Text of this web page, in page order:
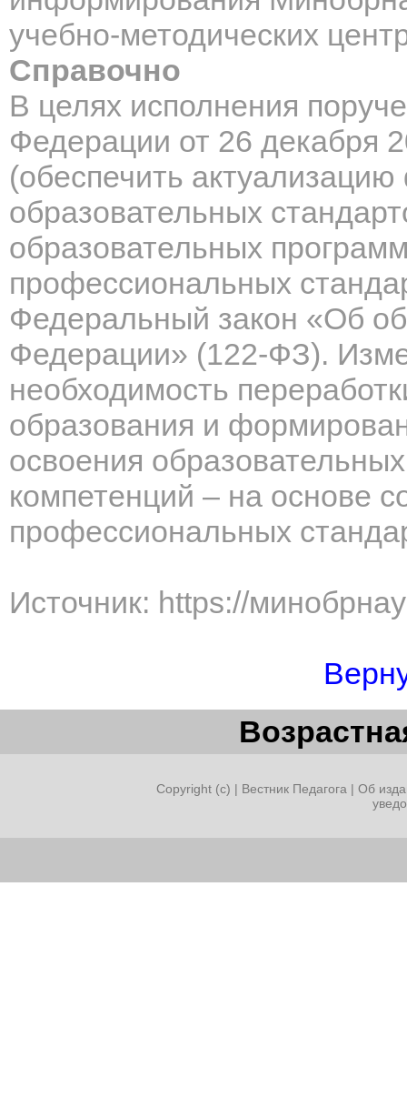
учебно-методических
Справочно
В целях исполнения
Федерации от 26 декабря
(обеспечить
образовательных
образовательных
профессиональных
Федеральный закон «Об
Федерации» (122-ФЗ).
необходимость
образования и
освоения
компетенций – на основе
профессиональных
Источник: https://
Copyright (c) | Вестник Педагога | Об